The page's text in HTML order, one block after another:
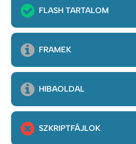
FLASH TARTALOM
FRAMEK
HIBAOLDAL
SZKRIPTFÁJLOK